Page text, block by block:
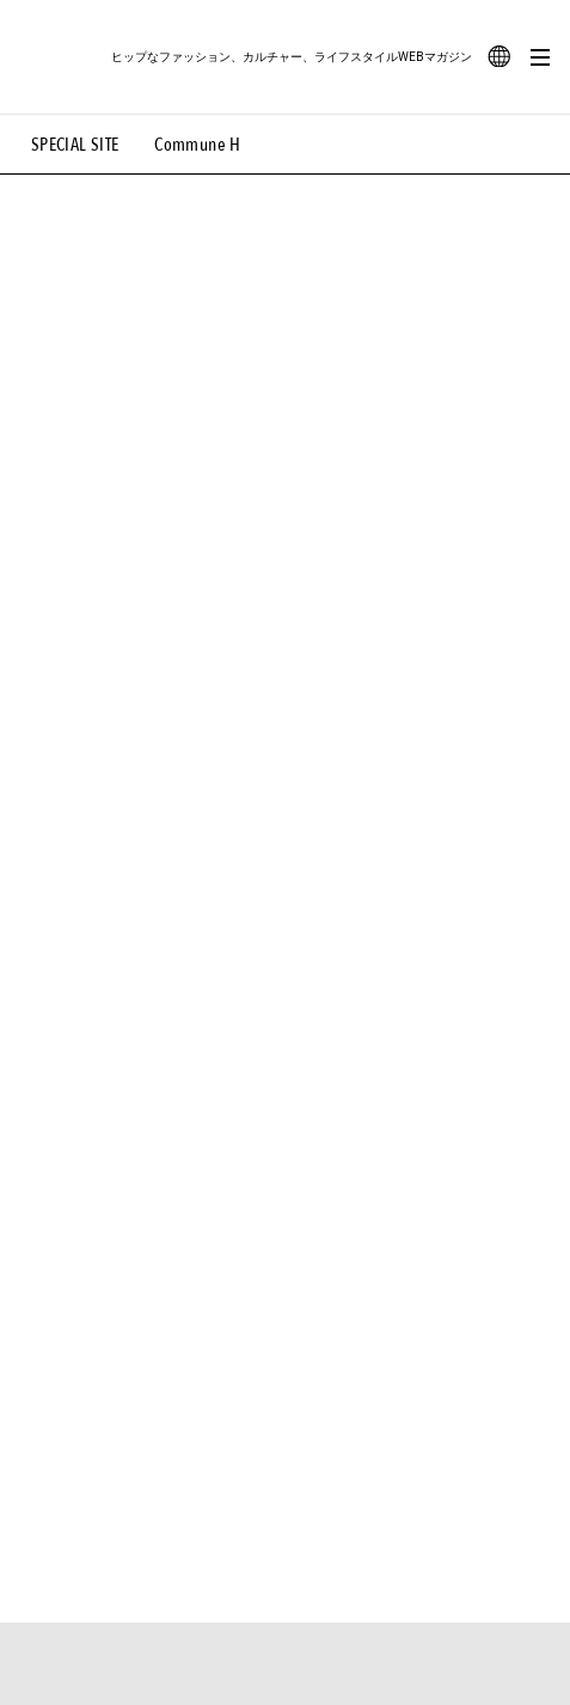
SPECIAL SITE Commune H
ヒップなファッション、カルチャー、ライフスタイルWEBマガジン
#路地裏てぃーん。 #MONTHLY JOURNAL
#MOVIE #LIFESTYLE #SNEAKER #OUTDOOR